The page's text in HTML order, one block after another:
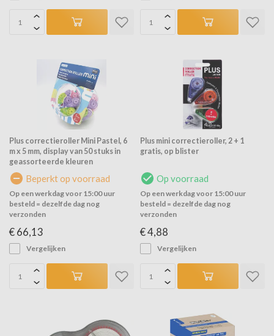
Plus correctieroller Mini Pastel, 6
m x 5 mm, display van 50 stuks in
geassorteerde kleuren
Beperkt op voorraad
Op een werkdag voor 15:00 uur
besteld = dezelfde dag nog
verzonden
€ 66,13
Vergelijken
Plus mini correctieroller, 2 + 1
gratis, op blister
Op voorraad
Op een werkdag voor 15:00 uur
besteld = dezelfde dag nog
verzonden
€ 4,88
Vergelijken